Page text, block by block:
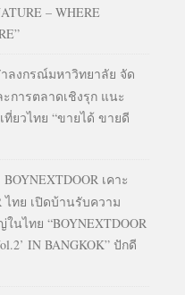
– WHERE
ลงกรณ์มหาวิทยาลัย จัด
การตลาดเชิงรุก แนะ
ยวไทย “ขายได้ ขายดี
เคาะ
ไทย เปิดบ้านรับความ
นไทย “BOYNEXTDOOR
IN BANGKOK” ปักดี